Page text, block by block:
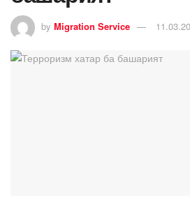
by Migration Service